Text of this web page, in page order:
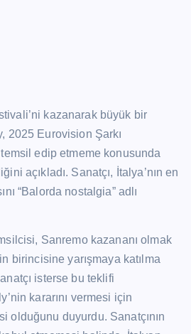
kazanarak büyük bir
2025 Eurovision Şarkı
temsil edip etmeme konusunda
açıkladı. Sanatçı, İtalya’nın en
“Balorda nostalgia” adlı
Sanremo kazananı olmak
birincisine yarışmaya katılma
isterse bu teklifi
kararını vermesi için
olduğunu duyurdu. Sanatçının